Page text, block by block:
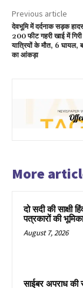
Previous article
देवभूमि में दर्दनाक सड़क
200 फीट गहरी खाई में
यात्रियों के मौत, 6 घायल,
का आंकड़ा
More
दो सदी की साक्षी
पत्रकारों की
August 7, 2026
साईबर अपराध की